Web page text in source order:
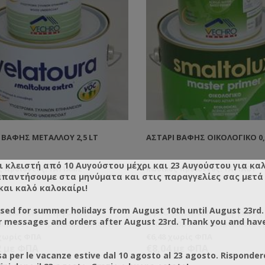
ΒΑΦΉΣ ΜΕΤΆΛΛΟΥ 2,5 LT
προϊόντος: TA11AM2
τις εργασίες
και τριψίματος μπορείτε
τα αστάρια βάφετε με τα
ΑΣΤΆΡΙ ΒΑΦΉΣ ΟΙΚΟΛΟΓΙΚΌ
Κωδικός προϊόντος: TA11AO1
Αφού τελειώσετε τις εργασίες
στοκαρίσματος και τριψίματος
Πάνω από τα αστάρια βάφετε
κλειστή από 10 Αυγούστου μέχρι και 23 Αυγούστου για
στα μηνύματα και στις παραγγελίες σας μετά
καλό καλοκαίρι!
for summer holidays from August 10th until August
messages and orders after August 23rd. Thank you and
per le vacanze estive dal 10 agosto al 23 agosto.